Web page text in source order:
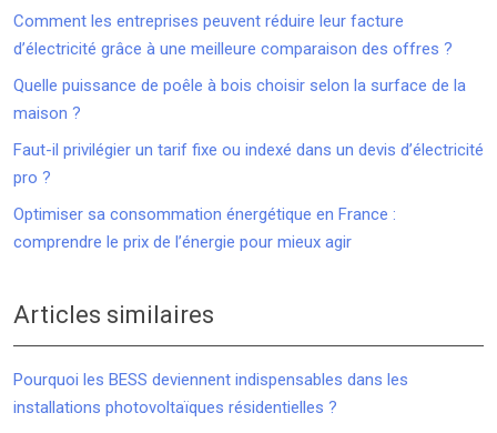
Comment les entreprises peuvent réduire leur facture
d’électricité grâce à une meilleure comparaison des offres ?
Quelle puissance de poêle à bois choisir selon la surface de la
maison ?
Faut-il privilégier un tarif fixe ou indexé dans un devis d’électricité
pro ?
Optimiser sa consommation énergétique en France :
comprendre le prix de l’énergie pour mieux agir
Articles similaires
Pourquoi les BESS deviennent indispensables dans les
installations photovoltaïques résidentielles ?